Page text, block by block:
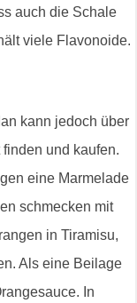
auch die Schale
viele Flavonoide.
kann jedoch über
und kaufen.
eine Marmelade
schmecken mit
in Tiramisu,
Als eine Beilage
In